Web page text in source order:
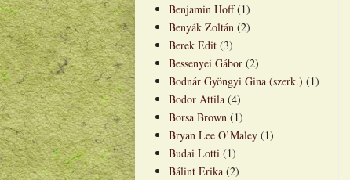
Benjamin Hoff (1)
Benyák Zoltán (2)
Berek Edit (3)
Bessenyei Gábor (2)
Bodnár Gyöngyi Gina (szerk.) (1)
Bodor Attila (4)
Borsa Brown (1)
Bryan Lee O’Maley (1)
Budai Lotti (1)
Bálint Erika (2)